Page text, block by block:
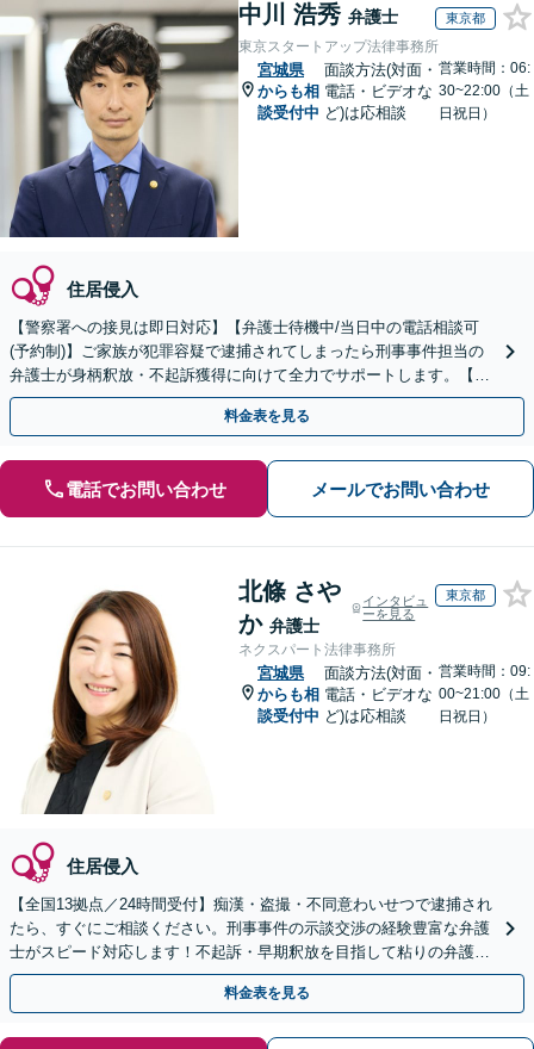
中川 浩秀 弁護士 東京都
東京スタートアップ法律事務所
宮城県
からも相
談受付中
面談方法(対面・
電話・ビデオな
ど)は応相談
営業時間：06:
30~22:00（土
日祝日）
住居侵入
【警察署への接見は即日対応】【弁護士待機中/当日中の電話相談可
(予約制)】ご家族が犯罪容疑で逮捕されてしまったら刑事事件担当の
弁護士が身柄釈放・不起訴獲得に向けて全力でサポートします。【毎
月100名以上の相談実績】【全国対応】
料金表を見る
電話でお問い合わせ メールでお問い合わせ
北條 さや
か 弁護士
インタビュ
ーを見る
東京都
ネクスパート法律事務所
宮城県
からも相
談受付中
面談方法(対面・
電話・ビデオな
ど)は応相談
営業時間：09:
00~21:00（土
日祝日）
住居侵入
【全国13拠点／24時間受付】痴漢・盗撮・不同意わいせつで逮捕され
たら、すぐにご相談ください。刑事事件の示談交渉の経験豊富な弁護
士がスピード対応します！不起訴・早期釈放を目指して粘りの弁護活
動を行います。
料金表を見る